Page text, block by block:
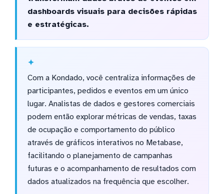
dashboards visuais para decisões rápidas
e estratégicas.
Com a Kondado, você centraliza informações de
participantes, pedidos e eventos em um único
lugar. Analistas de dados e gestores comerciais
podem então explorar métricas de vendas, taxas
de ocupação e comportamento do público
através de gráficos interativos no Metabase,
facilitando o planejamento de campanhas
futuras e o acompanhamento de resultados com
dados atualizados na frequência que escolher.